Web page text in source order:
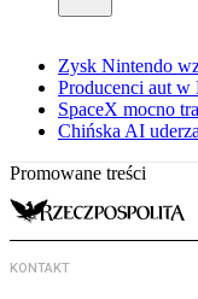
Zysk Nintendo
Producenci aut w
SpaceX mocno
Chińska AI
Promowane treści
KONTAKT